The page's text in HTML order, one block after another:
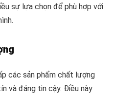
sự lựa chọn để phù hợp với
các sản phẩm chất lượng
và đáng tin cậy. Điều này